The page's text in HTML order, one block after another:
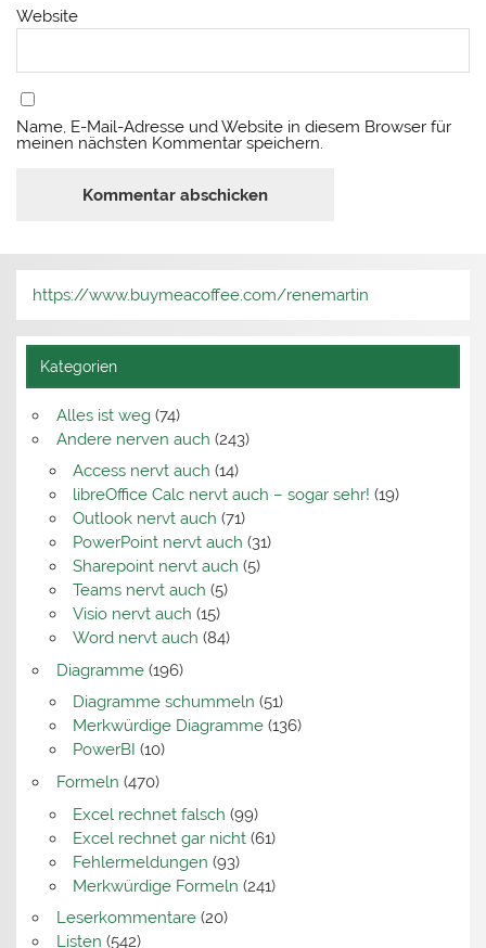
Website
Name, E-Mail-Adresse und Website in diesem Browser für
meinen nächsten Kommentar speichern.
https://www.buymeacoffee.com/renemartin
Kategorien
Alles ist weg(74)
Andere nerven auch (243)
Access nervt auch (14)
libreOffice Calc nervt auch – sogar sehr! (19)
Outlook nervt auch (71)
PowerPoint nervt auch (31)
Sharepoint nervt auch (5)
Teams nervt auch (5)
Visio nervt auch (15)
Word nervt auch (84)
Diagramme(196)
Diagramme schummeln (51)
Merkwürdige Diagramme(136)
PowerBI (10)
Formeln (470)
Excel rechnet falsch (99)
Excel rechnet gar nicht(61)
Fehlermeldungen (93)
Merkwürdige Formeln (241)
Leserkommentare(20)
Listen (542)